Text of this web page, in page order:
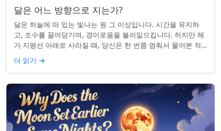
달은 어느 방향으로 지는가?
달은 하늘에 떠 있는 빛나는 원 그 이상입니다. 시간을 유지하
고, 조수를 끌어당기며, 경이로움을 불러일으킵니다. 하지만 해
가 지평선 아래로 사라질 때, 당신은 한 번쯤 멈춰서 물어본 적
이 있나요: 그곳은 어디일까? ...
더 읽기 →